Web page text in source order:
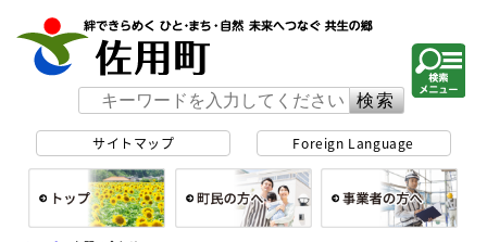
サイトマップ Foreign Language